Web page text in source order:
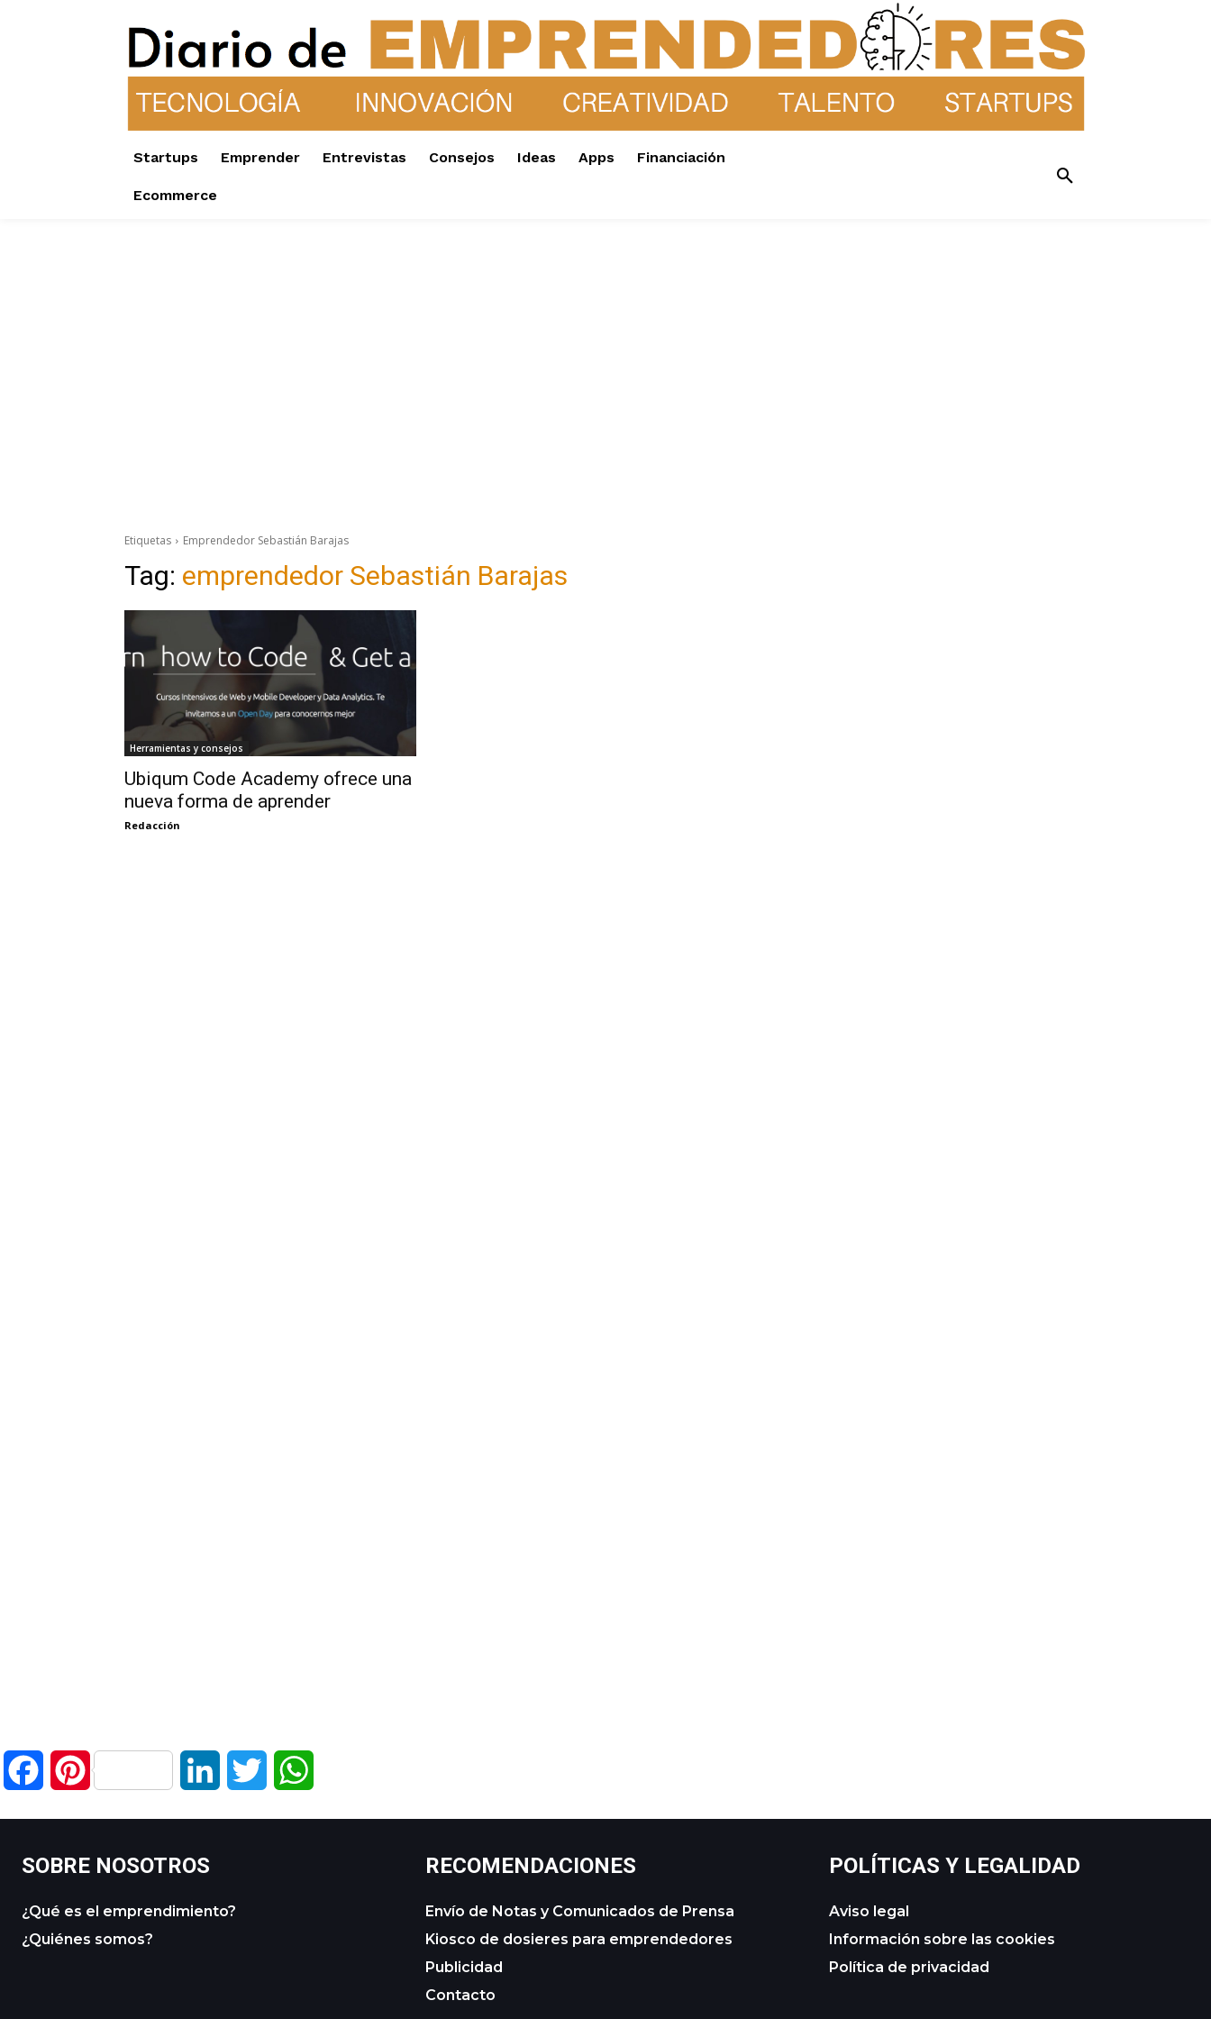
Startups Emprender Entrevistas Consejos Ideas Apps Financiación
Ecommerce
Etiquetas Emprendedor Sebastián Barajas
Tag: emprendedor Sebastián Barajas
Herramientas y consejos
Ubiqum Code Academy ofrece una
nueva forma de aprender
Redacción
FacebookPinterest LinkedIn Twitter
SOBRE NOSOTROS
¿Qué es el emprendimiento?
¿Quiénes somos?
RECOMENDACIONES
Envío de Notas y Comunicados de Prensa
Kiosco de dosieres para emprendedores
Publicidad
Contacto
POLÍTICAS Y LEGALIDAD
Aviso legal
Información sobre las cookies
Política de privacidad